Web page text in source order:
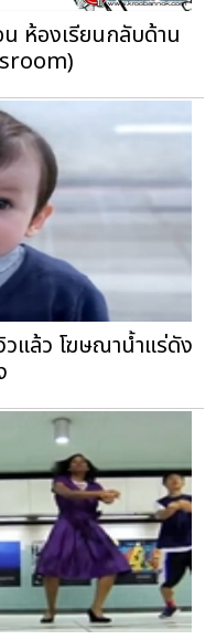
ห้องเรียนกลับด้าน
แล้ว โฆษณาน้ำแร่ดัง